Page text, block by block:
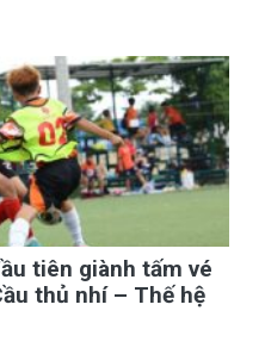
tiên giành tấm vé
thủ nhí – Thế hệ